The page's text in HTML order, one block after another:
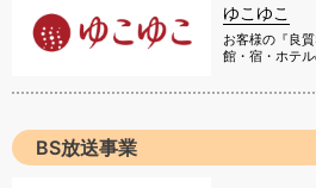
ゆこゆこ
お客様の『良
館・宿・ホテ
BS放送事業